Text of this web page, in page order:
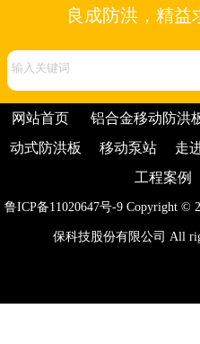
良成防洪，精益
网站首页 铝合金移动防洪
动式防洪板
移动泵站 走
工程案例
鲁ICP备11020647号-9Copyright ©
保科技股份有限公司 All